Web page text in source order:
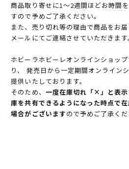
商品取り寄せに1～2週間ほどお時間
すので予めご了承ください。
また、売り切れ等の理由で商品をお
メールにてご連絡させていただきます
ホビーラホビーレオンラインショッ
り、 発売日から一定期間オンライン
提供いたしております。
そのため、 一度在庫切れ「×」と表
庫を共有できるようになった時点で
場合がございますので予めご了承くだ